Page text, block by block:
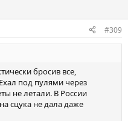
#309
бросив все,
под пулями через
не летали. В России
сцука не дала даже